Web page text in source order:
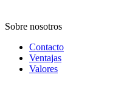
Sobre nosotros
Contacto
Ventajas
Valores